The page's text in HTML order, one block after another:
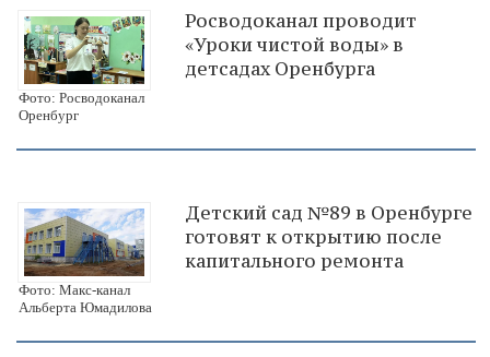
Фото: Росводоканал
Оренбург
Росводоканал проводит
«Уроки чистой воды» в
детсадах Оренбурга
Фото: Макс-канал
Альберта Юмадилова
Детский сад №89 в Оренбурге
готовят к открытию после
капитального ремонта